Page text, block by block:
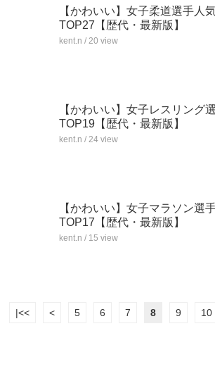
【かわいい】女子柔道選手人
TOP27【歴代・最新版】
kent.n / 20 view
【かわいい】女子レスリング
TOP19【歴代・最新版】
kent.n / 24 view
【かわいい】女子マラソン選
TOP17【歴代・最新版】
kent.n / 15 view
|<< < 5 6 7 8 9 10